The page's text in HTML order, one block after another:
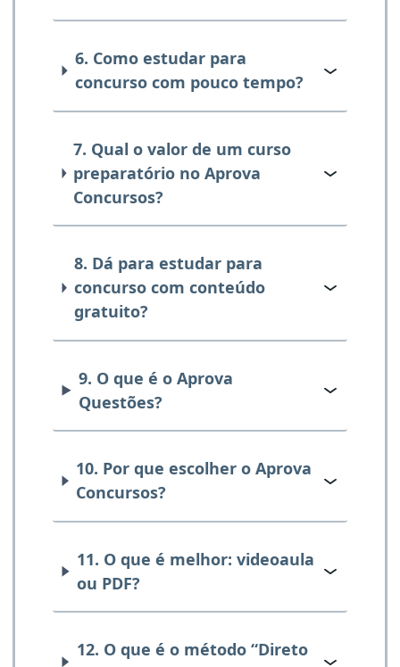
6. Como estudar para
concurso com pouco tempo?
7. Qual o valor de um curso
preparatório no Aprova
Concursos?
8. Dá para estudar para
concurso com conteúdo
gratuito?
9. O que é o Aprova
Questões?
10. Por que escolher o Aprova
Concursos?
11. O que é melhor: videoaula
ou PDF?
12. O que é o método “Direto